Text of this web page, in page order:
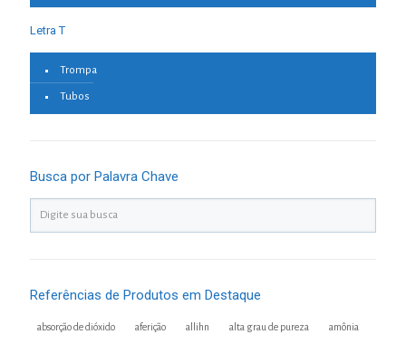
Letra T
Trompa
Tubos
Busca por Palavra Chave
Referências de Produtos em Destaque
absorção de dióxido aferição allihn alta grau de pureza amônia